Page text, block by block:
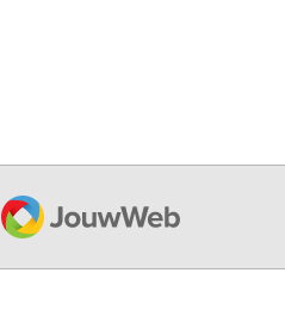
JouwWeb